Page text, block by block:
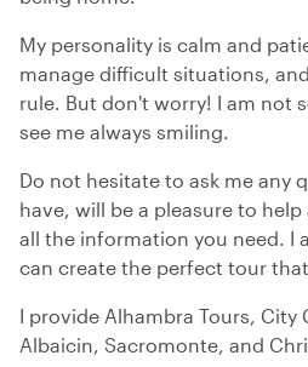
My personality is calm and
manage difficult situations,
rule. But don't worry! I am not
see me always smiling.
Do not hesitate to ask me any
have, will be a pleasure to
all the information you need. I
can create the perfect tour
I provide Alhambra Tours, City
Albaicin, Sacromonte, and